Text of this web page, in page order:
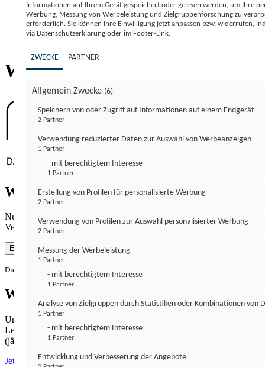
Institutional Money
ImpressumDatenschutzerklärung
Willkommen bei
Wie gewohnt mit Werbung lesen
Nutzen Sie institutional-money.com mit Ihrer Zustimmung zur
Verwendung von Cookies für Webanalyse und Werbemaßnahmen.
Einverstanden
Die Zustimmung ist jederzeit widerrufbar.
Werbefrei lesen
Unabhängiger Journalismus hat seinen Preis.
Lesen Sie institutional-money.com PUR für 33,99€ pro Monat
(jährliche Abrechnung).
Jetzt abonnieren
Informationen auf Ihrem Gerät gespeichert oder gelesen werden, um Ihre
Werbung, Messung von Werbeleistung und Zielgruppenforschung zu
erforderlich. Sie können Ihre Einwilligung jetzt anpassen bzw. widerrufen,
via Datenschutzerklärung oder im Footer-Link.
ZWECKE PARTNER
Allgemein Zwecke (6)
Speichern von oder Zugriff auf Informationen auf einem Endgerät
2 Partner
Verwendung reduzierter Daten zur Auswahl von Werbeanzeigen
1 Partner
- mit berechtigtem Interesse
1 Partner
Erstellung von Profilen für personalisierte Werbung
2 Partner
Verwendung von Profilen zur Auswahl personalisierter Werbung
2 Partner
Messung der Werbeleistung
1 Partner
- mit berechtigtem Interesse
1 Partner
Analyse von Zielgruppen durch Statistiken oder Kombinationen von
1 Partner
- mit berechtigtem Interesse
1 Partner
Entwicklung und Verbesserung der Angebote